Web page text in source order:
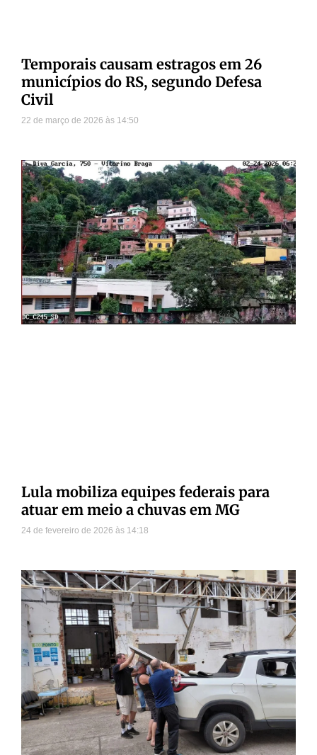
Temporais causam estragos em 26
municípios do RS, segundo Defesa
Civil
22 de março de 2026 14:50
Lula mobiliza equipes federais para
atuar em meio a chuvas em MG
24 de fevereiro de 2026 14:18